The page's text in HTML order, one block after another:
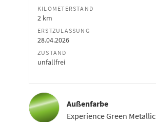
KILOMETERSTAND
2 km
ERSTZULASSUNG
28.04.2026
ZUSTAND
unfallfrei
Außenfarbe
Experience Green Metallic